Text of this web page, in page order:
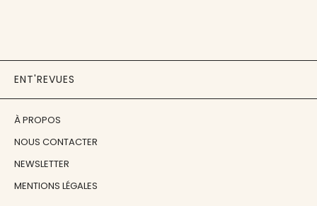
ENT'REVUES
À PROPOS
NOUS CONTACTER
NEWSLETTER
MENTIONS LÉGALES